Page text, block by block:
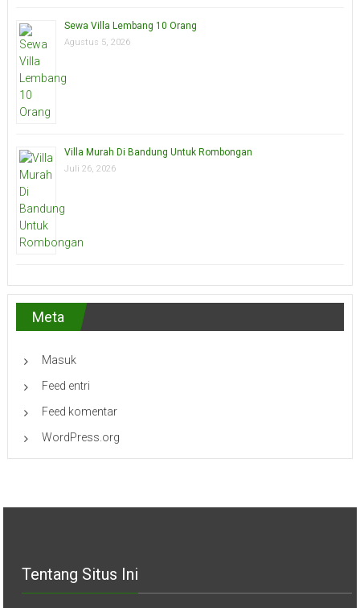
Sewa Villa Lembang 10 Orang
Agustus 5, 2026
Villa Murah Di Bandung Untuk Rombongan
Juli 26, 2026
Meta
Masuk
Feed entri
Feed komentar
WordPress.org
Tentang Situs Ini